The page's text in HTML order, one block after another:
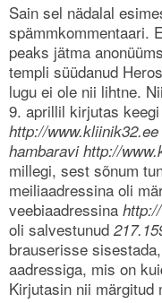
Sain sel nädalal
spämmkommentaari.
peaks jätma
templi süüdanud
lugu ei ole nii lihtne.
9. aprillil kirjutas
http://www.kliinik32.ee
hambaravi http://
millegi, sest sõnum
meiliaadressina oli
veebiaadressina
oli salvestunud
brauserisse
aadressiga, mis on
Kirjutasin nii